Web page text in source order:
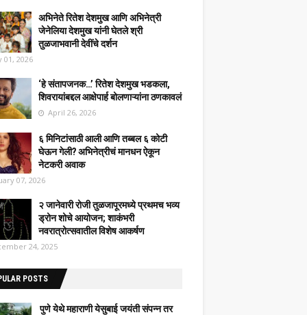
अभिनेते रितेश देशमुख आणि अभिनेत्री
जेनेलिया देशमुख यांनी घेतले श्री
तुळजाभवानी देवींचे दर्शन
01, 2026
‘हे संतापजनक…’ रितेश देशमुख भडकला,
शिवरायांबद्दल आक्षेपार्ह बोलणाऱ्यांना ठणकावलं
April 26, 2026
६ मिनिटांसाठी आली आणि तब्बल ६ कोटी
घेऊन गेली? अभिनेत्रीचं मानधन ऐकून
नेटकरी अवाक
07, 2026
२ जानेवारी रोजी तुळजापूरमध्ये प्रथमच भव्य
ड्रोन शोचे आयोजन; शाकंभरी
नवरात्रोत्सवातील विशेष आकर्षण
24, 2025
POSTS
पुणे येथे महाराणी येसुबाई जयंती संपन्न तर